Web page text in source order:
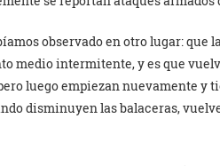
observado en otro lugar: que
medio intermitente, y es que
luego empiezan nuevamente y
disminuyen las balaceras,